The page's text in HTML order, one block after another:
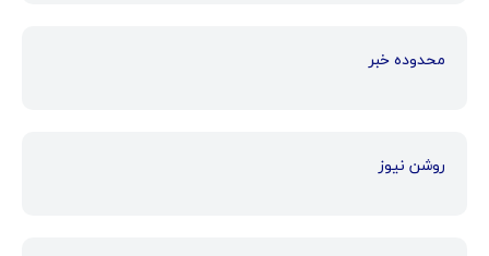
محدوده خبر
روشن نیوز